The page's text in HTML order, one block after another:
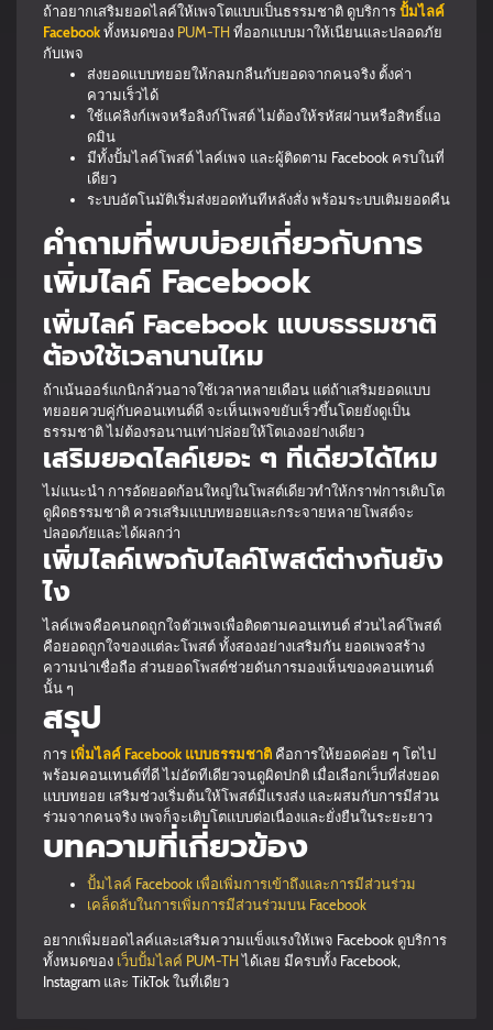
ถ้าอยากเสริมยอดไลค์ให้เพจโตแบบเป็นธรรมชาติ ดูบริการปั้มไลค์
Facebookทั้งหมดของ PUM-THที่ออกแบบมาให้เนียนและปลอดภัย
กับเพจ
ส่งยอดแบบทยอยให้กลมกลืนกับยอดจากคนจริง ตั้งค่า
ความเร็วได้
ใช้แค่ลิงก์เพจหรือลิงก์โพสต์ ไม่ต้องให้รหัสผ่านหรือสิทธิ์แอ
ดมิน
มีทั้งปั้มไลค์โพสต์ ไลค์เพจ และผู้ติดตาม Facebook ครบในที่
เดียว
ระบบอัตโนมัติเริ่มส่งยอดทันทีหลังสั่ง พร้อมระบบเติมยอดคืน
คำถามที่พบบ่อยเกี่ยวกับการ
เพิ่มไลค์ Facebook
เพิ่มไลค์ Facebook แบบธรรมชาติ
ต้องใช้เวลานานไหม
ถ้าเน้นออร์แกนิกล้วนอาจใช้เวลาหลายเดือน แต่ถ้าเสริมยอดแบบ
ทยอยควบคู่กับคอนเทนต์ดี จะเห็นเพจขยับเร็วขึ้นโดยยังดูเป็น
ธรรมชาติ ไม่ต้องรอนานเท่าปล่อยให้โตเองอย่างเดียว
เสริมยอดไลค์เยอะ ๆ ทีเดียวได้ไหม
ไม่แนะนำ การอัดยอดก้อนใหญ่ในโพสต์เดียวทำให้กราฟการเติบโต
ดูผิดธรรมชาติ ควรเสริมแบบทยอยและกระจายหลายโพสต์จะ
ปลอดภัยและได้ผลกว่า
เพิ่มไลค์เพจกับไลค์โพสต์ต่างกันยัง
ไง
ไลค์เพจคือคนกดถูกใจตัวเพจเพื่อติดตามคอนเทนต์ ส่วนไลค์โพสต์
คือยอดถูกใจของแต่ละโพสต์ ทั้งสองอย่างเสริมกัน ยอดเพจสร้าง
ความน่าเชื่อถือ ส่วนยอดโพสต์ช่วยดันการมองเห็นของคอนเทนต์
นั้น ๆ
สรุป
การ เพิ่มไลค์ Facebook แบบธรรมชาติ คือการให้ยอดค่อย ๆ โตไป
พร้อมคอนเทนต์ที่ดี ไม่อัดทีเดียวจนดูผิดปกติ เมื่อเลือกเว็บที่ส่งยอด
แบบทยอย เสริมช่วงเริ่มต้นให้โพสต์มีแรงส่ง และผสมกับการมีส่วน
ร่วมจากคนจริง เพจก็จะเติบโตแบบต่อเนื่องและยั่งยืนในระยะยาว
บทความที่เกี่ยวข้อง
ปั้มไลค์ Facebook เพื่อเพิ่มการเข้าถึงและการมีส่วนร่วม
เคล็ดลับในการเพิ่มการมีส่วนร่วมบน Facebook
อยากเพิ่มยอดไลค์และเสริมความแข็งแรงให้เพจ Facebook ดูบริการ
ทั้งหมดของ เว็บปั้มไลค์ PUM-THได้เลย มีครบทั้ง Facebook,
Instagram และ TikTok ในที่เดียว